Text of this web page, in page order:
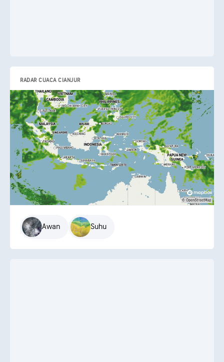
RADAR CUACA CIANJUR
Awan Suhu